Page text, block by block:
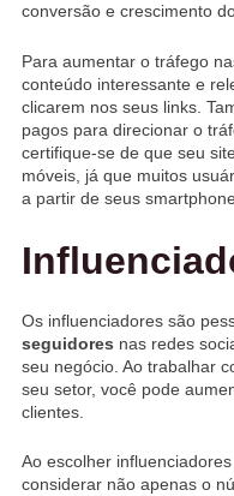
conversão e crescimento
Para aumentar o tráfego
conteúdo interessante e
clicarem nos seus links.
pagos para direcionar o
certifique-se de que seu
móveis, já que muitos
a partir de seus
Os influenciadores são
seguidores nas redes
seu negócio. Ao trabalhar
seu setor, você pode
clientes.
Ao escolher
considerar não apenas o